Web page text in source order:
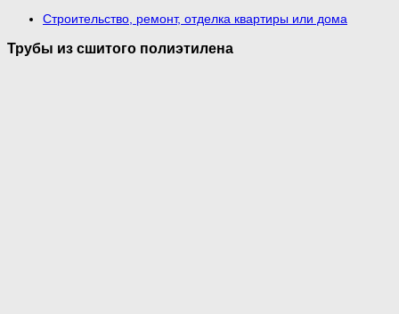
Строительство, ремонт, отделка квартиры или дома
Трубы из сшитого полиэтилена